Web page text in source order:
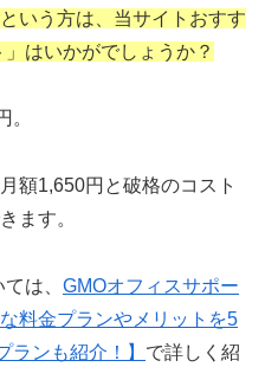
いう方は、当サイトおすす
はいかがでしょうか？
。
額1,650円と破格のコスト
ます。
は、 GMOオフィスサポー
料金プランやメリットを5
ランも紹介！】 で詳しく紹